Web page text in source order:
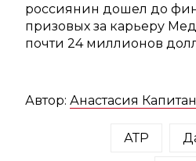
россиянин дошел до
призовых за карьеру
почти 24 миллионов
Автор: Анастасия
АТР